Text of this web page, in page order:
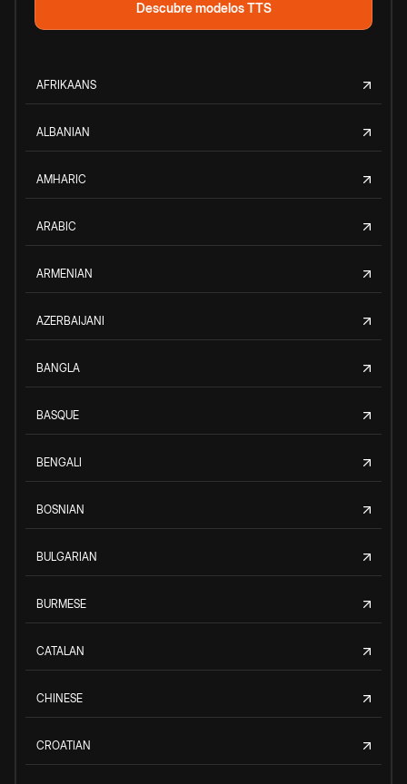
Descubre modelos TTS
AFRIKAANS
ALBANIAN
AMHARIC
ARABIC
ARMENIAN
AZERBAIJANI
BANGLA
BASQUE
BENGALI
BOSNIAN
BULGARIAN
BURMESE
CATALAN
CHINESE
CROATIAN